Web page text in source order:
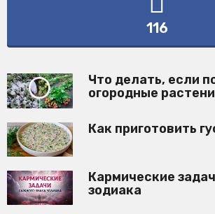
116
Что делать, если
огородные
Как приготовить
Кармические
зодиака